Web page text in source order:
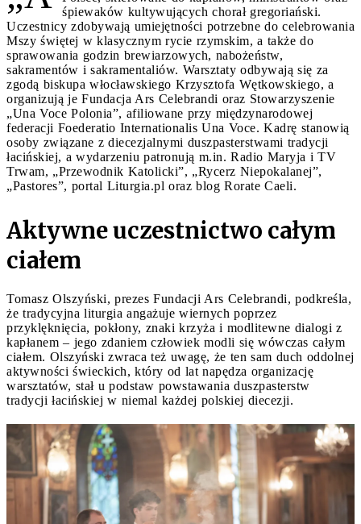
śpiewaków kultywujących chorał gregoriański.
Uczestnicy zdobywają umiejętności potrzebne do celebrowania
Mszy świętej w klasycznym rycie rzymskim, a także do
sprawowania godzin brewiarzowych, nabożeństw,
sakramentów i sakramentaliów. Warsztaty odbywają się za
zgodą biskupa włocławskiego Krzysztofa Wętkowskiego, a
organizują je Fundacja Ars Celebrandi oraz Stowarzyszenie
„Una Voce Polonia”, afiliowane przy międzynarodowej
federacji Foederatio Internationalis Una Voce. Kadrę stanowią
osoby związane z diecezjalnymi duszpasterstwami tradycji
łacińskiej, a wydarzeniu patronują m.in. Radio Maryja i TV
Trwam, „Przewodnik Katolicki”, „Rycerz Niepokalanej”,
„Pastores”, portal Liturgia.pl oraz blog Rorate Caeli.
Aktywne uczestnictwo całym
ciałem
Tomasz Olszyński, prezes Fundacji Ars Celebrandi, podkreśla,
że tradycyjna liturgia angażuje wiernych poprzez
przyklęknięcia, pokłony, znaki krzyża i modlitewne dialogi z
kapłanem – jego zdaniem człowiek modli się wówczas całym
ciałem. Olszyński zwraca też uwagę, że ten sam duch oddolnej
aktywności świeckich, który od lat napędza organizację
warsztatów, stał u podstaw powstawania duszpasterstw
tradycji łacińskiej w niemal każdej polskiej diecezji.